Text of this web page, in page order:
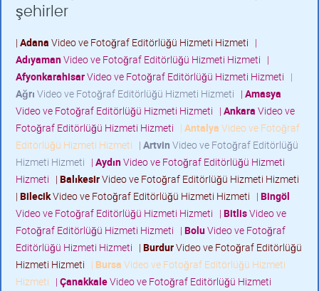
şehirler
| Adana Video ve Fotoğraf Editörlüğü Hizmeti Hizmeti |
AdıyamanVideo ve Fotoğraf Editörlüğü Hizmeti Hizmeti |
AfyonkarahisarVideo ve Fotoğraf Editörlüğü Hizmeti Hizmeti |
Ağrı Video ve Fotoğraf Editörlüğü Hizmeti Hizmeti | Amasya
Video ve Fotoğraf Editörlüğü Hizmeti Hizmeti | Ankara Video ve
Fotoğraf Editörlüğü Hizmeti Hizmeti | Antalya Video ve Fotoğraf
Editörlüğü Hizmeti Hizmeti | Artvin Video ve Fotoğraf Editörlüğü
Hizmeti Hizmeti | AydınVideo ve Fotoğraf Editörlüğü Hizmeti
Hizmeti | BalıkesirVideo ve Fotoğraf Editörlüğü Hizmeti Hizmeti
| BilecikVideo ve Fotoğraf Editörlüğü Hizmeti Hizmeti | Bingöl
Video ve Fotoğraf Editörlüğü Hizmeti Hizmeti | BitlisVideo ve
Fotoğraf Editörlüğü Hizmeti Hizmeti | BoluVideo ve Fotoğraf
Editörlüğü Hizmeti Hizmeti | BurdurVideo ve Fotoğraf Editörlüğü
Hizmeti Hizmeti | Bursa Video ve Fotoğraf Editörlüğü Hizmeti
Hizmeti | ÇanakkaleVideo ve Fotoğraf Editörlüğü Hizmeti